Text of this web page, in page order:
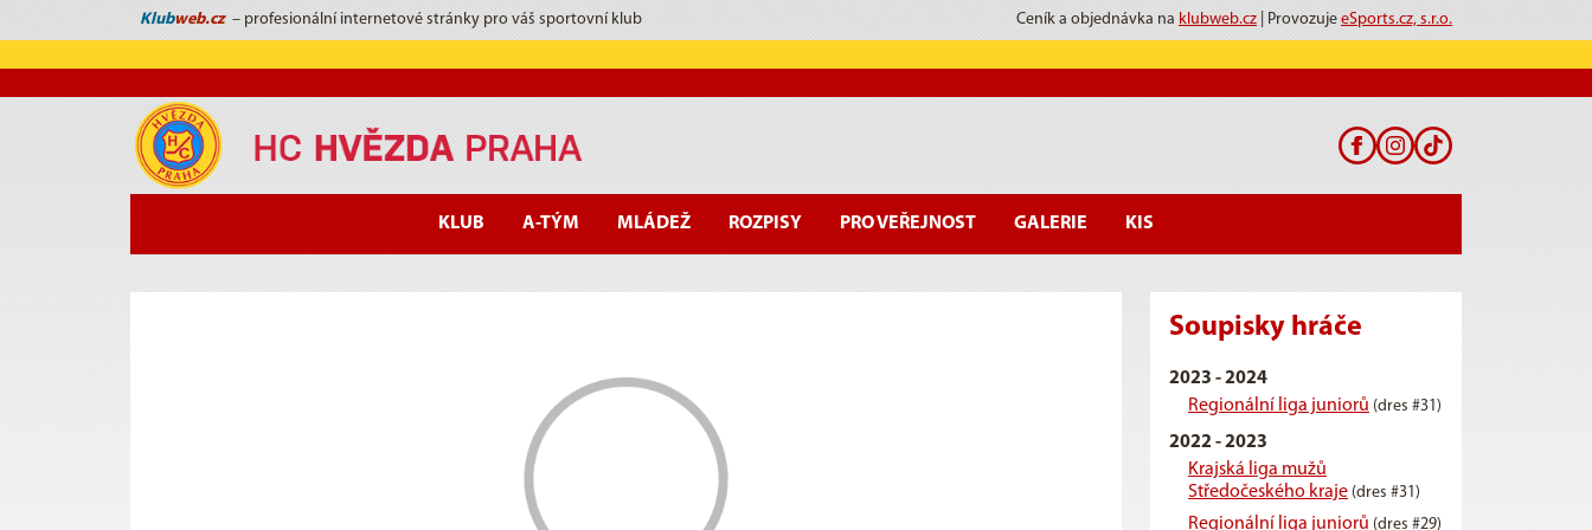
Klubweb.cz – profesionální internetové stránky pro váš sportovní klub Ceník a objednávka na klubweb.cz | Provozuje eSports.cz, s.r.o.
KLUB A-TÝM MLÁDEŽ ROZPISY PRO VEŘEJNOST GALERIE KIS
Soupisky hráče
2023 - 2024
Regionální liga juniorů (dres #31)
2022 - 2023
Krajská liga mužů
Středočeského kraje (dres #31)
Regionální liga juniorů (dres #29)